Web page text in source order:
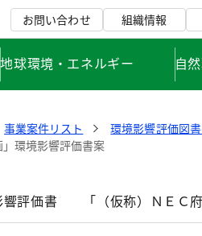
お問い合わせ 組織情報
地球環境・エネルギー 自
事業案件リスト 環境影響評価図
」環境影響評価書案
響評価書 「（仮称）ＮＥＣ